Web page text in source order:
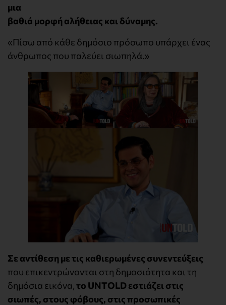
μια
βαθιά μορφή αλήθειας και δύναμης.
«Πίσω από κάθε δημόσιο πρόσωπο υπάρχει ένας
άνθρωπος που παλεύει σιωπηλά.»
Σε αντίθεση με τις καθιερωμένες συνεντεύξεις
που επικεντρώνονται στη δημοσιότητα και τη
δημόσια εικόνα,το UNTOLD εστιάζει στις
σιωπές, στους φόβους, στις προσωπικές